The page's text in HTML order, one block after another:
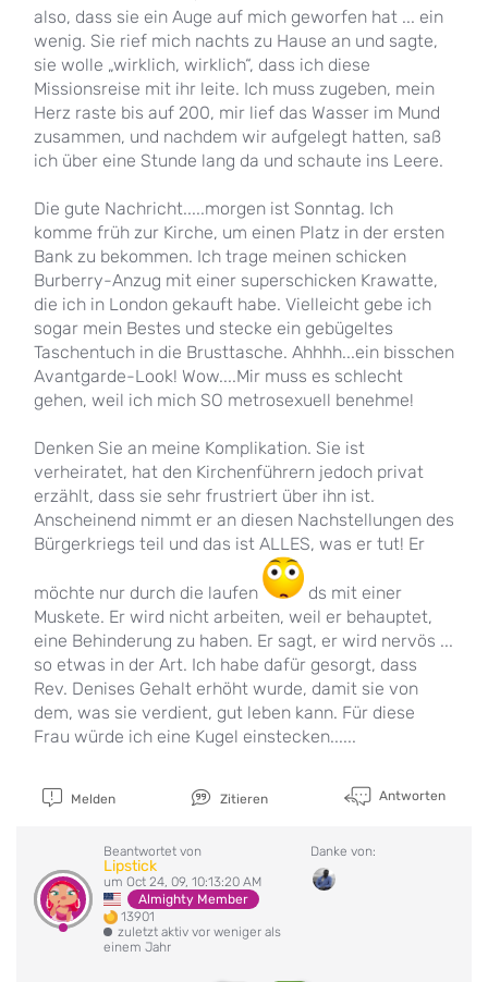
also, dass sie ein Auge auf mich geworfen hat ... ein
wenig. Sie rief mich nachts zu Hause an und sagte,
sie wolle „wirklich, wirklich“, dass ich diese
Missionsreise mit ihr leite. Ich muss zugeben, mein
Herz raste bis auf 200, mir lief das Wasser im Mund
zusammen, und nachdem wir aufgelegt hatten, saß
ich über eine Stunde lang da und schaute ins Leere.
Die gute Nachricht.....morgen ist Sonntag. Ich
komme früh zur Kirche, um einen Platz in der ersten
Bank zu bekommen. Ich trage meinen schicken
Burberry-Anzug mit einer superschicken Krawatte,
die ich in London gekauft habe. Vielleicht gebe ich
sogar mein Bestes und stecke ein gebügeltes
Taschentuch in die Brusttasche. Ahhhh...ein bisschen
Avantgarde-Look! Wow....Mir muss es schlecht
gehen, weil ich mich SO metrosexuell benehme!
Denken Sie an meine Komplikation. Sie ist
verheiratet, hat den Kirchenführern jedoch privat
erzählt, dass sie sehr frustriert über ihn ist.
Anscheinend nimmt er an diesen Nachstellungen des
Bürgerkriegs teil und das ist ALLES, was er tut! Er
möchte nur durch die laufen
ds mit einer
Muskete. Er wird nicht arbeiten, weil er behauptet,
eine Behinderung zu haben. Er sagt, er wird nervös ...
so etwas in der Art. Ich habe dafür gesorgt, dass
Rev. Denises Gehalt erhöht wurde, damit sie von
dem, was sie verdient, gut leben kann. Für diese
Frau würde ich eine Kugel einstecken......
Melden Zitieren Antworten
Beantwortet von
Lipstick
um Oct 24, 09, 10:13:20 AM
Almighty Member
13901
zuletzt aktiv vor weniger als
einem Jahr
Danke von: